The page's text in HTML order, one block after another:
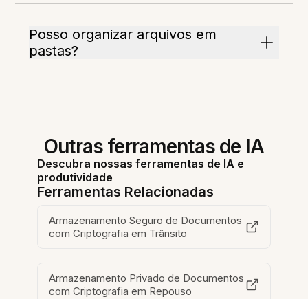
Posso organizar arquivos em
pastas?
Outras ferramentas de IA
Descubra nossas ferramentas de IA e
produtividade
Ferramentas Relacionadas
Armazenamento Seguro de Documentos
com Criptografia em Trânsito
Armazenamento Privado de Documentos
com Criptografia em Repouso